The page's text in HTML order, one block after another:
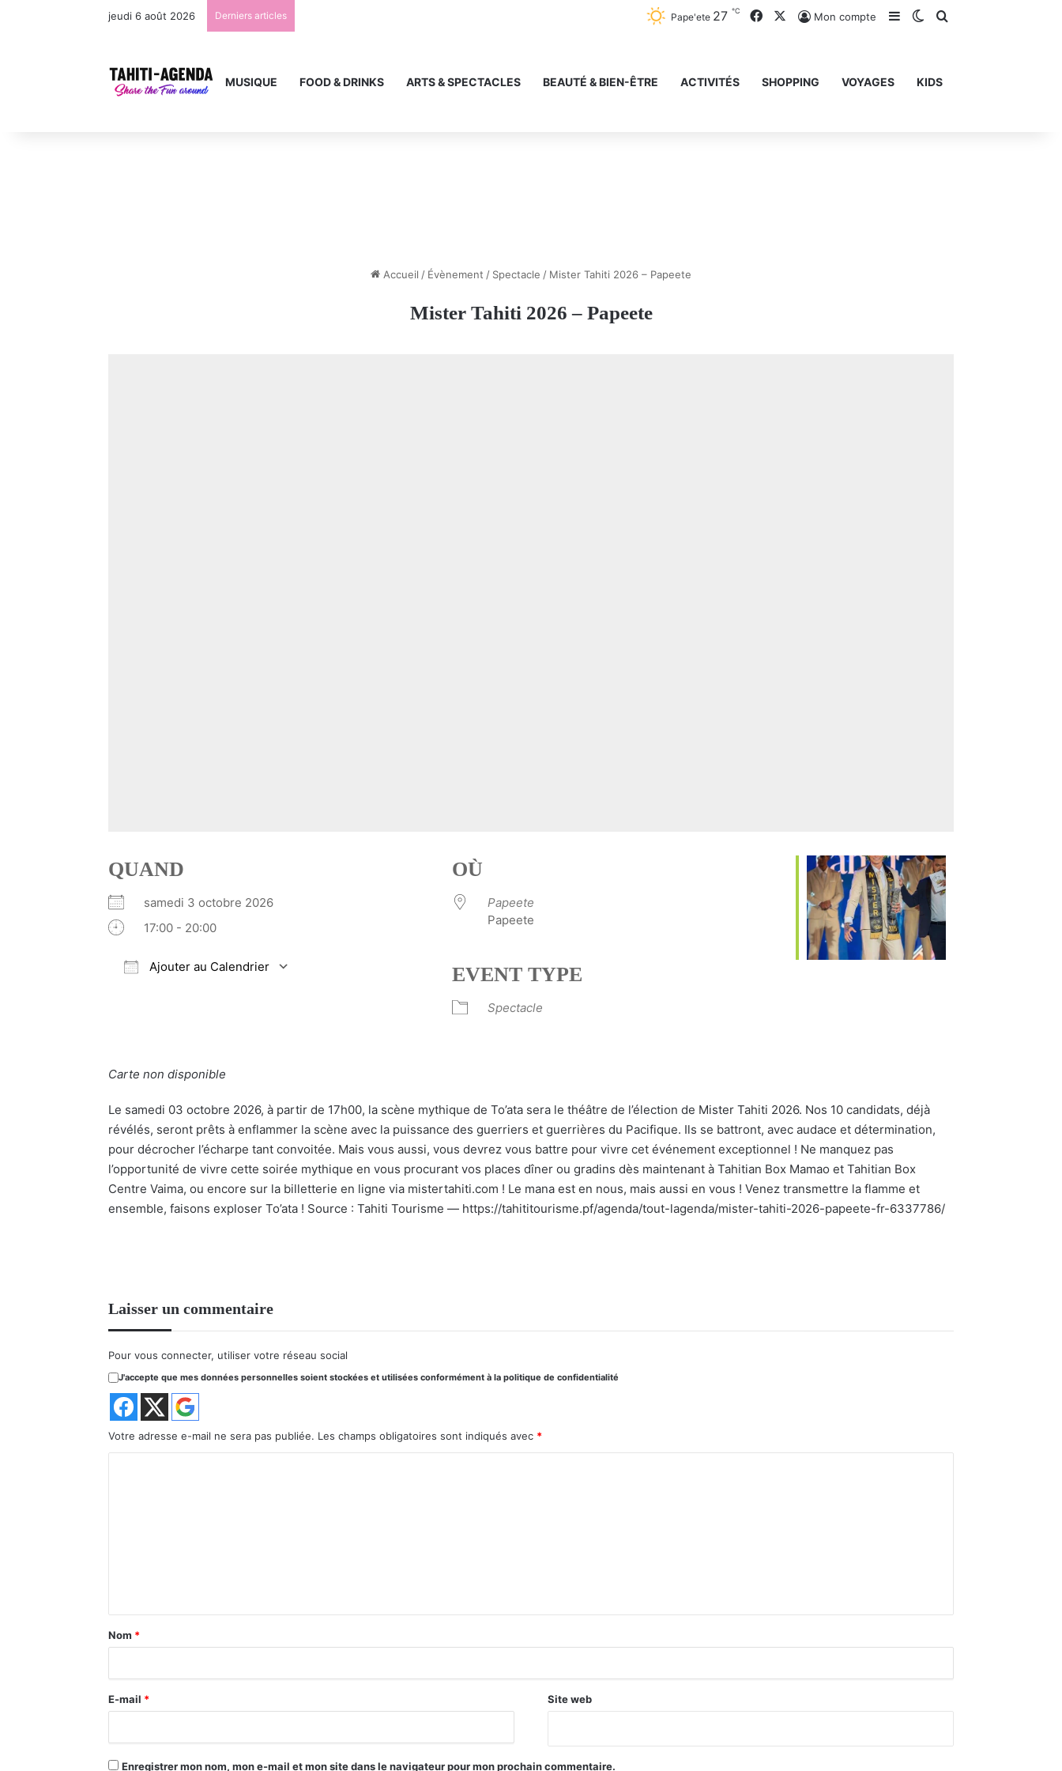
jeudi 6 août 2026 Derniers articles Pape'ete 27 ℃ FacebookMon compte Sidebar (barre latérale)
Switch skin
MUSIQUE FOOD & DRINKS ARTS & SPECTACLES BEAUTÉ & BIEN-ÊTRE ACTIVITÉS SHOPPING VOYAGES KIDS
Accueil / Évènement / Spectacle / Mister Tahiti 2026 – Papeete
Mister Tahiti 2026 – Papeete
QUAND
samedi 3 octobre 2026
17:00 - 20:00
Ajouter au Calendrier
OÙ
Papeete
Papeete
EVENT TYPE
Spectacle
Carte non disponible
Le samedi 03 octobre 2026, à partir de 17h00, la scène mythique de To’ata sera le théâtre de l’élection de Mister Tahiti 2026. Nos 10 candidats, déjà
révélés, seront prêts à enflammer la scène avec la puissance des guerriers et guerrières du Pacifique. Ils se battront, avec audace et détermination,
pour décrocher l’écharpe tant convoitée. Mais vous aussi, vous devrez vous battre pour vivre cet événement exceptionnel ! Ne manquez pas
l’opportunité de vivre cette soirée mythique en vous procurant vos places dîner ou gradins dès maintenant à Tahitian Box Mamao et Tahitian Box
Centre Vaima, ou encore sur la billetterie en ligne via mistertahiti.com ! Le mana est en nous, mais aussi en vous ! Venez transmettre la flamme et
ensemble, faisons exploser To’ata ! Source : Tahiti Tourisme — https://tahititourisme.pf/agenda/tout-lagenda/mister-tahiti-2026-papeete-fr-6337786/
Laisser un commentaire
Pour vous connecter, utiliser votre réseau social
J'accepte que mes données personnelles soient stockées et utilisées conformément à la politique de confidentialité
Votre adresse e-mail ne sera pas publiée. Les champs obligatoires sont indiqués avec *
a
r
e
Nom *
E-mail * Site web
Enregistrer mon nom, mon e-mail et mon site dans le navigateur pour mon prochain commentaire.